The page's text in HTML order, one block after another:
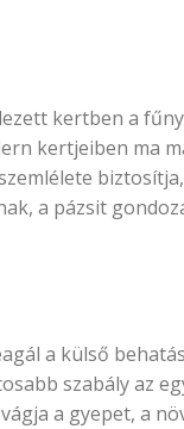
kertben a
kertjeiben ma
a pázsit
a külső
szabály az
a gyepet, a